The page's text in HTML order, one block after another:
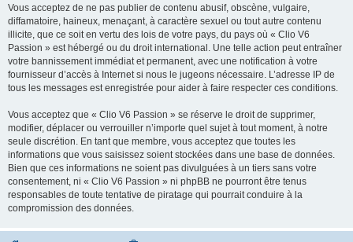
Vous acceptez de ne pas publier de contenu abusif, obscène, vulgaire,
diffamatoire, haineux, menaçant, à caractère sexuel ou tout autre contenu
illicite, que ce soit en vertu des lois de votre pays, du pays où « Clio V6
Passion » est hébergé ou du droit international. Une telle action peut entraîner
votre bannissement immédiat et permanent, avec une notification à votre
fournisseur d’accès à Internet si nous le jugeons nécessaire. L’adresse IP de
tous les messages est enregistrée pour aider à faire respecter ces conditions.
Vous acceptez que « Clio V6 Passion » se réserve le droit de supprimer,
modifier, déplacer ou verrouiller n’importe quel sujet à tout moment, à notre
seule discrétion. En tant que membre, vous acceptez que toutes les
informations que vous saisissez soient stockées dans une base de données.
Bien que ces informations ne soient pas divulguées à un tiers sans votre
consentement, ni « Clio V6 Passion » ni phpBB ne pourront être tenus
responsables de toute tentative de piratage qui pourrait conduire à la
compromission des données.